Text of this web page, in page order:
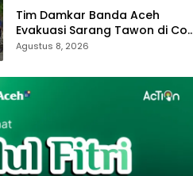
Tim Damkar Banda Aceh
Evakuasi Sarang Tawon di Cot
Mesjid
Agustus 8, 2026